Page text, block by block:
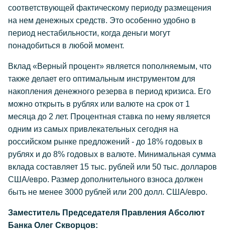
соответствующей фактическому периоду размещения
на нем денежных средств. Это особенно удобно в
период нестабильности, когда деньги могут
понадобиться в любой момент.
Вклад «Верный процент» является пополняемым, что
также делает его оптимальным инструментом для
накопления денежного резерва в период кризиса. Его
можно открыть в рублях или валюте на срок от 1
месяца до 2 лет. Процентная ставка по нему является
одним из самых привлекательных сегодня на
российском рынке предложений - до 18% годовых в
рублях и до 8% годовых в валюте. Минимальная сумма
вклада составляет 15 тыс. рублей или 50 тыс. долларов
США/евро. Размер дополнительного взноса должен
быть не менее 3000 рублей или 200 долл. США/евро.
Заместитель Председателя Правления Абсолют
Банка Олег Скворцов: